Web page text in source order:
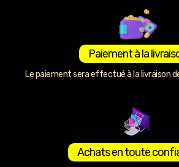
Paiement à la
Le paiement sera effectué à la livraison
Achats en toute